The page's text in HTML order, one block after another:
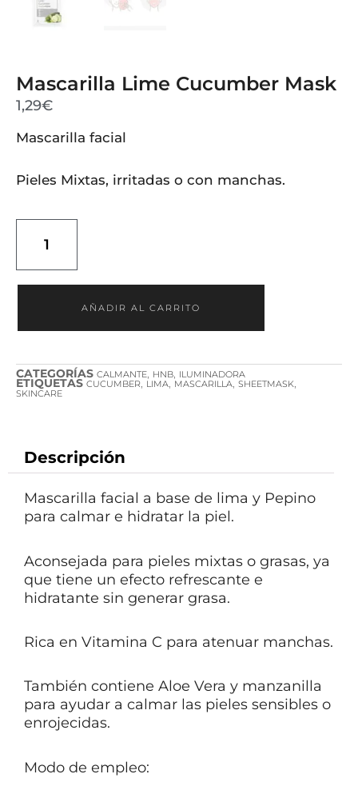
Mascarilla Lime Cucumber Mask
1,29€
Mascarilla facial
Pieles Mixtas, irritadas o con manchas.
AÑADIR AL CARRITO
CATEGORÍAS CALMANTE, HNB, ILUMINADORA
ETIQUETAS CUCUMBER, LIMA, MASCARILLA, SHEETMASK,
SKINCARE
Descripción
Mascarilla facial a base de lima y Pepino
para calmar e hidratar la piel.
Aconsejada para pieles mixtas o grasas, ya
que tiene un efecto refrescante e
hidratante sin generar grasa.
Rica en Vitamina C para atenuar manchas.
También contiene Aloe Vera y manzanilla
para ayudar a calmar las pieles sensibles o
enrojecidas.
Modo de empleo: